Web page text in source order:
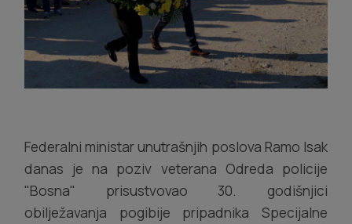
Federalni ministar unutrašnjih poslova Ramo Isak
danas je na poziv veterana Odreda policije
"Bosna" prisustvovao 30. godišnjici
obilježavanja pogibije pripadnika Specijalne